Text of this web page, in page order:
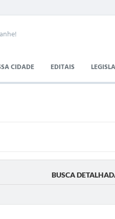
CIDADE EDITAIS
BUSCA